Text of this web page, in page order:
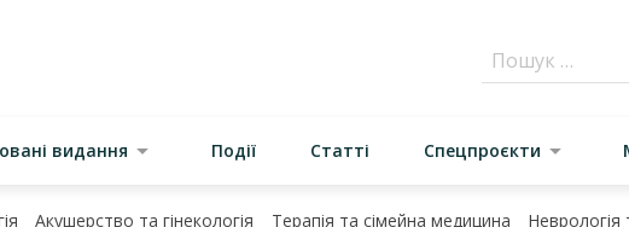
видання Події Статті Спецпроєкти
Акушерство та гінекологія Терапія та сімейна медицина Неврологія